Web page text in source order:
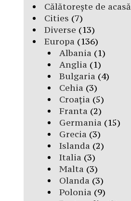
Călătorește de acasă
Cities (7)
Diverse (13)
Europa (136)
Albania (1)
Anglia (1)
Bulgaria (4)
Cehia (3)
Croația (5)
Franta (2)
Germania (15)
Grecia (3)
Islanda (2)
Italia (3)
Malta (3)
Olanda (3)
Polonia (9)